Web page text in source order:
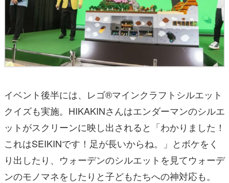
イベント後半には、レゴ®マインクラフトシルエット
クイズも実施。HIKAKINさんはエンダーマンのシルエ
ットがスクリーンに映し出されると「わかりました！
これはSEIKINです！足が長いからね。」とボケをく
り出したり、ウォーデンのシルエットを見てウォーデ
ンのモノマネをしたりと子どもたちへの神対応も。